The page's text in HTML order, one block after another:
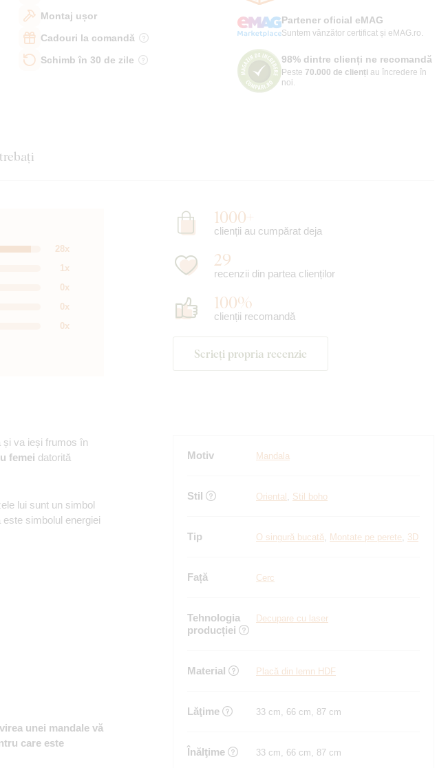
Montaj ușor
Cadouri la comandă
Schimb în 30 de zile
Partener oficial eMAG
Suntem vânzător certificat și eMAG.ro.
98% dintre clienți ne recomandă
Peste 70.000 de clienți au încredere în
noi.
0x
0x
0x
1x
28x
1000+
clienții au cumpărat deja
29
recenzii din partea clienților
100%
clienții recomandă
Scrieți propria recenzie
și va ieși frumos în
femei datorită
lui sunt un simbol
simbolul energiei
unei mandale vă
care este
Motiv Mandala
Stil Oriental , Stil boho
Tip O singură bucată, Montate pe perete, 3D
Față Cerc
Tehnologia
producției
Decupare cu laser
Material Placă din lemn HDF
Lăţime 33 cm, 66 cm, 87 cm
Înălţime 33 cm, 66 cm, 87 cm